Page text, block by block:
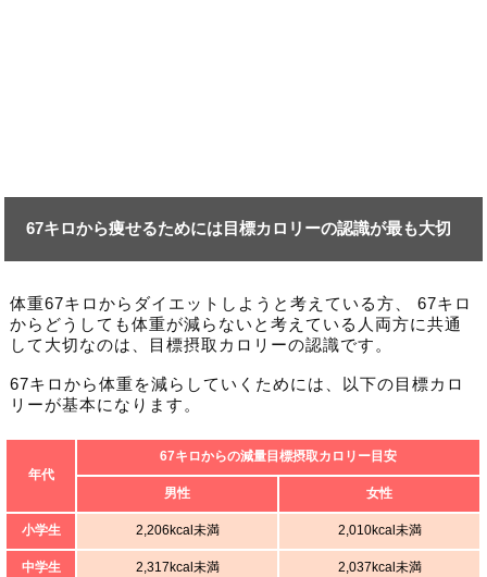
67キロから痩せるためには目標カロリーの認識が最も大切
体重67キロからダイエットしようと考えている方、 67キロ
からどうしても体重が減らないと考えている人両方に共通
して大切なのは、目標摂取カロリーの認識です。
67キロから体重を減らしていくためには、以下の目標カロ
リーが基本になります。
年代
67キロからの減量目標摂取カロリー目安
男性 女性
小学生 2,206kcal未満 2,010kcal未満
中学生 2,317kcal未満 2,037kcal未満